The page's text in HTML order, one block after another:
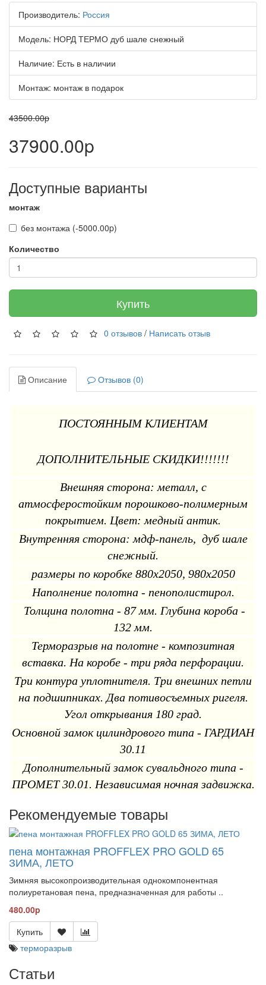
Производитель: Россия
Модель: НОРД ТЕРМО дуб шале снежный
Наличие: Есть в наличии
Монтаж: монтаж в подарок
43500.00p
37900.00p
Доступные варианты
монтаж
без монтажа (-5000.00p)
Количество
Купить
0 отзывов / Написать отзыв
Описание Отзывов (0)
ПОСТОЯННЫМ КЛИЕНТАМ
ДОПОЛНИТЕЛЬНЫЕ СКИДКИ!!!!!!!
Внешняя сторона: металл, с
атмосферостойким порошково-полимерным
покрытием. Цвет: медный антик.
Внутренняя сторона: мдф-панель, дуб шале
снежный.
размеры по коробке 880х2050, 980х2050
Наполнение полотна - пенополистирол.
Толщина полотна - 87 мм. Глубина короба -
132 мм.
Терморазрыв на полотне - композитная
вставка. На коробе - три ряда перфорации.
Три контура уплотнителя. Три внешних петли
на подшипниках. Два потивосъемных ригеля.
Угол открывания 180 град.
Основной замок цилиндрового типа - ГАРДИАН
30.11
Дополнительный замок сувальдного типа -
ПРОМЕТ 30.01. Независимая ночная задвижка.
Рекомендуемые товары
пена монтажная PROFFLEX PRO GOLD 65
ЗИМА, ЛЕТО
Зимняя высокопроизводительная однокомпонентная
полиуретановая пена, предназначенная для работы ..
480.00p
Купить
терморазрыв
Статьи